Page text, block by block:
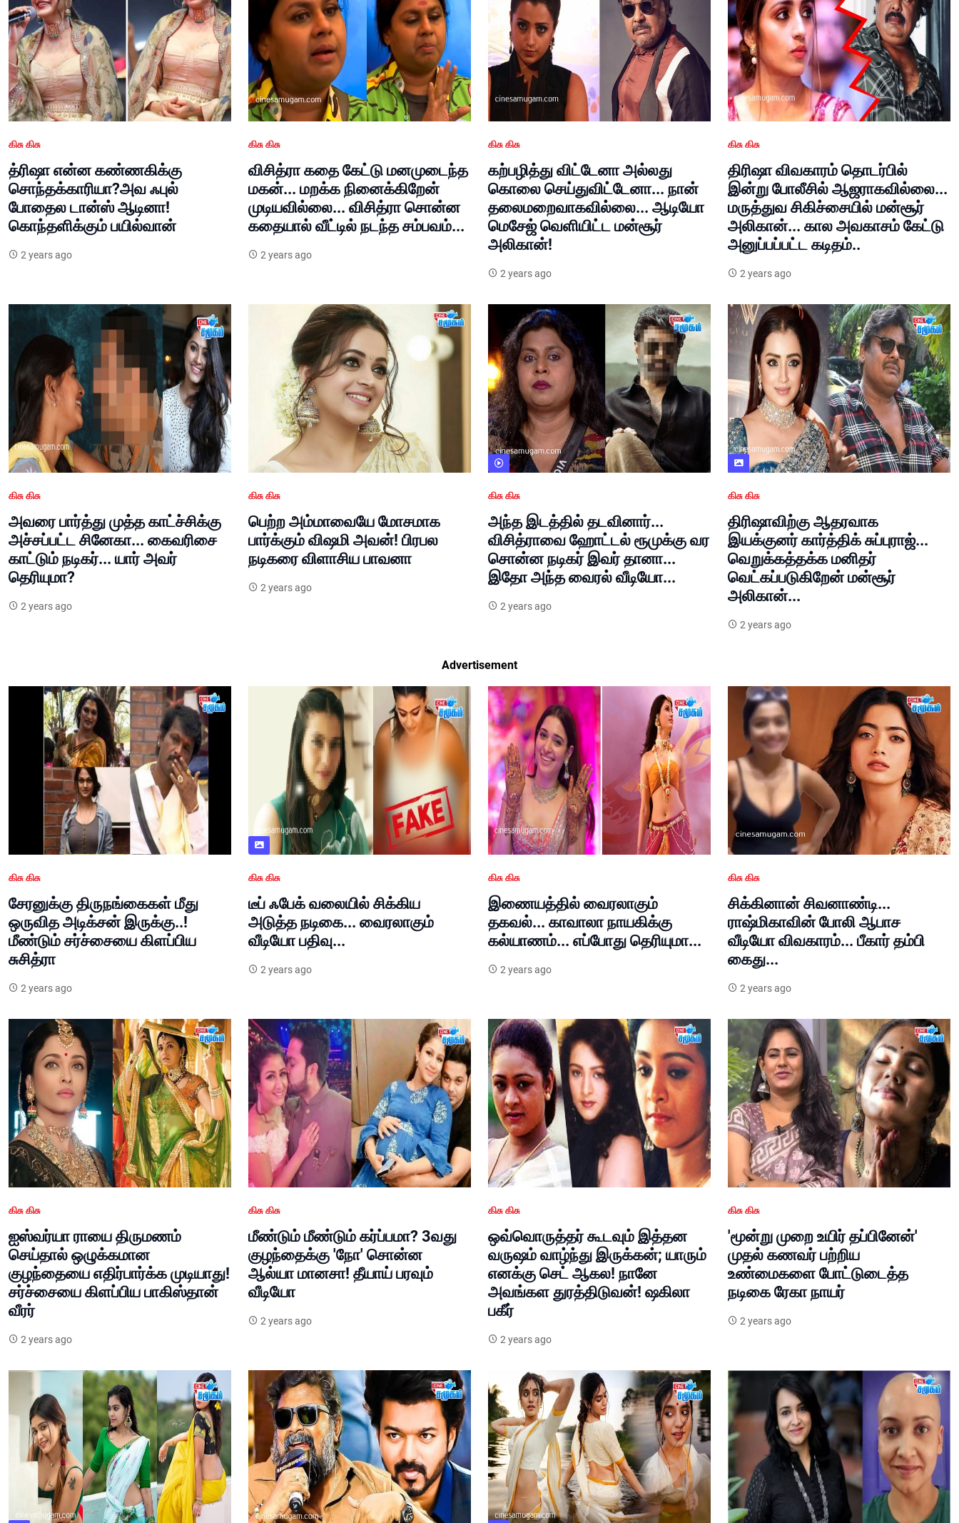
கிசு கிசு
த்ரிஷா என்ன கண்ணகிக்கு
சொந்தக்காரியா?அவ ஃபுல்
போதைல டான்ஸ் ஆடினா!
கொந்தளிக்கும் பயில்வான்
2 years ago
கிசு கிசு
விசித்ரா கதை கேட்டு மனமுடைந்த
மகன்... மறக்க நினைக்கிறேன்
முடியவில்லை... விசித்ரா சொன்ன
கதையால் வீட்டில் நடந்த சம்பவம்...
2 years ago
கிசு கிசு
கற்பழித்து விட்டேனா அல்லது
கொலை செய்துவிட்டேனா... நான்
தலைமறைவாகவில்லை... ஆடியோ
மெசேஜ் வெளியிட்ட மன்சூர்
அலிகான்!
2 years ago
கிசு கிசு
திரிஷா விவகாரம் தொடர்பில்
இன்று போலீசில் ஆஜராகவில்லை...
மருத்துவ சிகிச்சையில் மன்சூர்
அலிகான்... கால அவகாசம் கேட்டு
அனுப்பப்பட்ட கடிதம்..
2 years ago
கிசு கிசு
அவரை பார்த்து முத்த காட்ச்சிக்கு
அச்சப்பட்ட சினேகா... கைவரிசை
காட்டும் நடிகர்... யார் அவர்
தெரியுமா?
2 years ago
கிசு கிசு
பெற்ற அம்மாவையே மோசமாக
பார்க்கும் விஷமி அவன்! பிரபல
நடிகரை விளாசிய பாவனா
2 years ago
கிசு கிசு
அந்த இடத்தில் தடவினார்...
விசித்ராவை ஹோட்டல் ரூமுக்கு வர
சொன்ன நடிகர் இவர் தானா...
இதோ அந்த வைரல் வீடியோ...
2 years ago
கிசு கிசு
திரிஷாவிற்கு ஆதரவாக
இயக்குனர் கார்த்திக் சுப்புராஜ்...
வெறுக்கத்தக்க மனிதர்
வெட்கப்படுகிறேன் மன்சூர்
அலிகான்...
2 years ago
Advertisement
கிசு கிசு
சேரனுக்கு திருநங்கைகள் மீது
ஒருவித அடிக்சன் இருக்கு..!
மீண்டும் சர்ச்சையை கிளப்பிய
சுசித்ரா
2 years ago
கிசு கிசு
டீப் ஃபேக் வலையில் சிக்கிய
அடுத்த நடிகை... வைரலாகும்
வீடியோ பதிவு...
2 years ago
கிசு கிசு
இணையத்தில் வைரலாகும்
தகவல்... காவாலா நாயகிக்கு
கல்யாணம்... எப்போது தெரியுமா...
2 years ago
கிசு கிசு
சிக்கினான் சிவனாண்டி...
ராஷ்மிகாவின் போலி ஆபாச
வீடியோ விவகாரம்... பீகார் தம்பி
கைது...
2 years ago
கிசு கிசு
ஐஸ்வர்யா ராயை திருமணம்
செய்தால் ஒழுக்கமான
குழந்தையை எதிர்பார்க்க முடியாது!
சர்ச்சையை கிளப்பிய பாகிஸ்தான்
வீரர்
2 years ago
கிசு கிசு
மீண்டும் மீண்டும் கர்ப்பமா? 3வது
குழந்தைக்கு 'நோ' சொன்ன
ஆல்யா மானசா! தீயாய் பரவும்
வீடியோ
2 years ago
கிசு கிசு
ஒவ்வொருத்தர் கூடவும் இத்தன
வருஷம் வாழ்ந்து இருக்கன்; யாரும்
எனக்கு செட் ஆகல! நானே
அவங்கள துரத்திடுவன்! ஷகிலா
பகீர்
2 years ago
கிசு கிசு
'மூன்று முறை உயிர் தப்பினேன்'
முதல் கணவர் பற்றிய
உண்மைகளை போட்டுடைத்த
நடிகை ரேகா நாயர்
2 years ago